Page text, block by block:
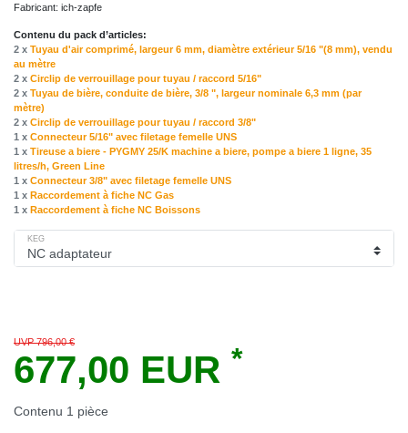
Fabricant: ich-zapfe
Contenu du pack d’articles:
2 x Tuyau d'air comprimé, largeur 6 mm, diamètre extérieur 5/16 "(8 mm), vendu
au mètre
2 x Circlip de verrouillage pour tuyau / raccord 5/16"
2 x Tuyau de bière, conduite de bière, 3/8 ", largeur nominale 6,3 mm (par
mètre)
2 x Circlip de verrouillage pour tuyau / raccord 3/8"
1 x Connecteur 5/16" avec filetage femelle UNS
1 x Tireuse a biere - PYGMY 25/K machine a biere, pompe a biere 1 ligne, 35
litres/h, Green Line
1 x Connecteur 3/8" avec filetage femelle UNS
1 x Raccordement à fiche NC Gas
1 x Raccordement à fiche NC Boissons
KEG
UVP 796,00 €
677,00 EUR *
Contenu 1 pièce